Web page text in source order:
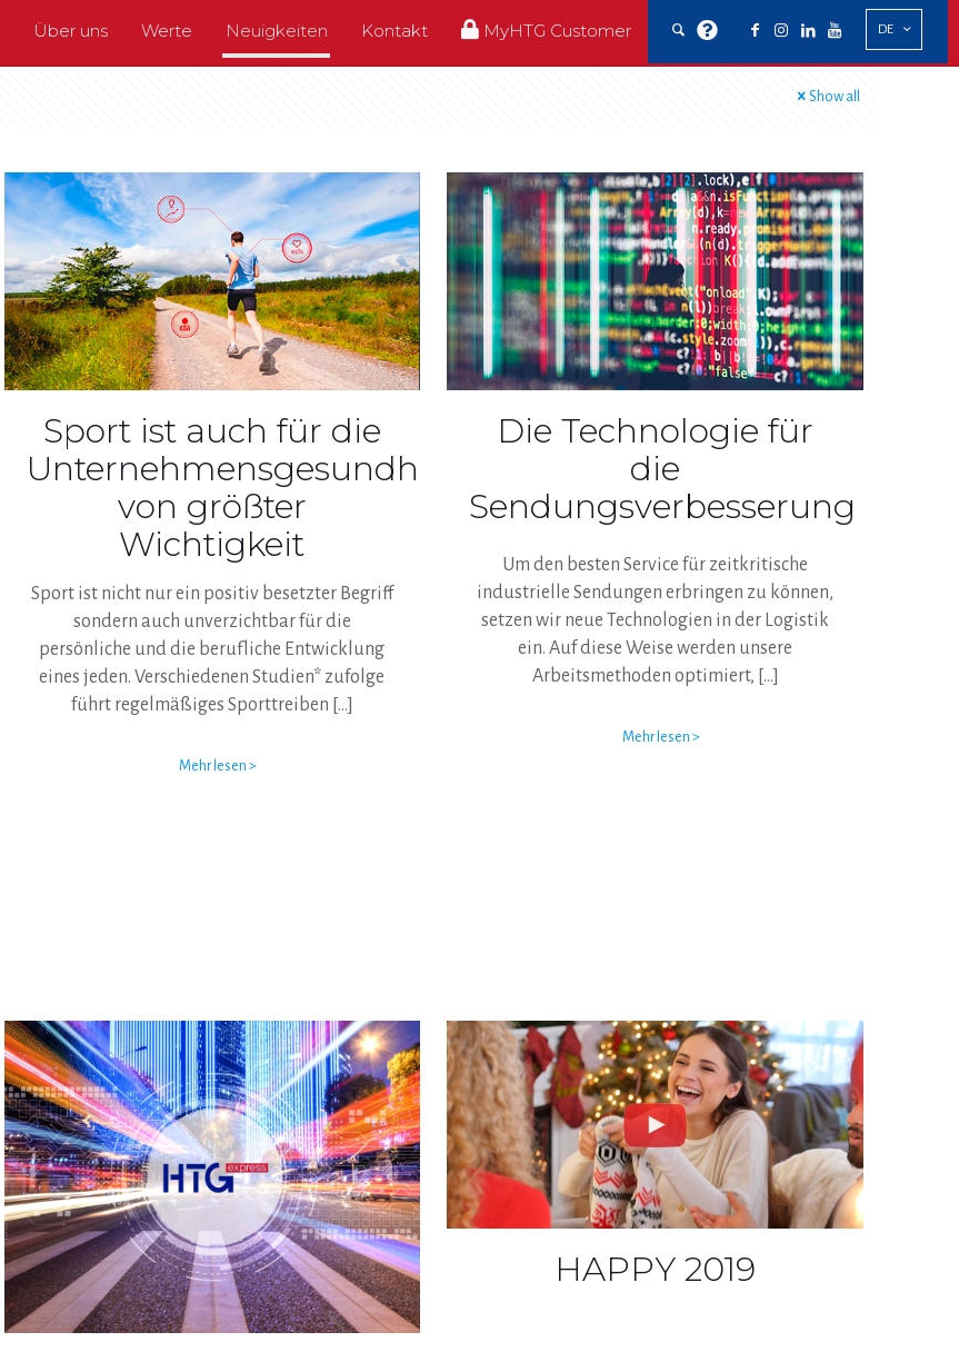
Über uns Werte Neuigkeiten Kontakt MyHTG Customer DE
Show all
Sport ist auch für die
Unternehmensgesundheit
von größter
Wichtigkeit
Sport ist nicht nur ein positiv besetzter Begriff
sondern auch unverzichtbar für die
persönliche und die berufliche Entwicklung
eines jeden. Verschiedenen Studien* zufolge
führt regelmäßiges Sporttreiben […]
Mehr lesen >
Die Technologie für
die
Sendungsverbesserung
Um den besten Service für zeitkritische
industrielle Sendungen erbringen zu können,
setzen wir neue Technologien in der Logistik
ein. Auf diese Weise werden unsere
Arbeitsmethoden optimiert, […]
Mehr lesen >
HAPPY 2019